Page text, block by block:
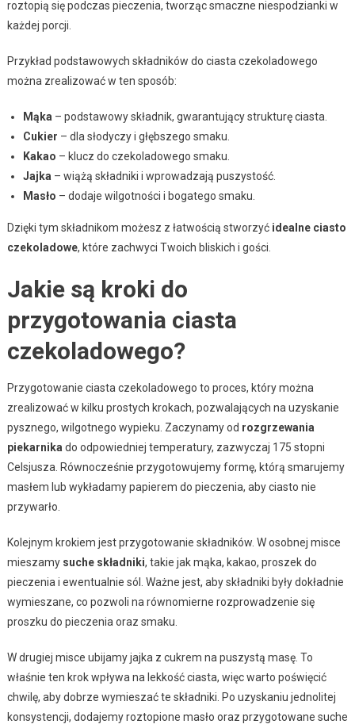
roztopią się podczas pieczenia, tworząc smaczne niespodzianki w
każdej porcji.
Przykład podstawowych składników do ciasta czekoladowego
można zrealizować w ten sposób:
Mąka – podstawowy składnik, gwarantujący strukturę ciasta.
Cukier – dla słodyczy i głębszego smaku.
Kakao – klucz do czekoladowego smaku.
Jajka – wiążą składniki i wprowadzają puszystość.
Masło – dodaje wilgotności i bogatego smaku.
Dzięki tym składnikom możesz z łatwością stworzyć idealne ciasto
czekoladowe, które zachwyci Twoich bliskich i gości.
Jakie są kroki do
przygotowania ciasta
czekoladowego?
Przygotowanie ciasta czekoladowego to proces, który można
zrealizować w kilku prostych krokach, pozwalających na uzyskanie
pysznego, wilgotnego wypieku. Zaczynamy od rozgrzewania
piekarnika do odpowiedniej temperatury, zazwyczaj 175 stopni
Celsjusza. Równocześnie przygotowujemy formę, którą smarujemy
masłem lub wykładamy papierem do pieczenia, aby ciasto nie
przywarło.
Kolejnym krokiem jest przygotowanie składników. W osobnej misce
mieszamy suche składniki, takie jak mąka, kakao, proszek do
pieczenia i ewentualnie sól. Ważne jest, aby składniki były dokładnie
wymieszane, co pozwoli na równomierne rozprowadzenie się
proszku do pieczenia oraz smaku.
W drugiej misce ubijamy jajka z cukrem na puszystą masę. To
właśnie ten krok wpływa na lekkość ciasta, więc warto poświęcić
chwilę, aby dobrze wymieszać te składniki. Po uzyskaniu jednolitej
konsystencji, dodajemy roztopione masło oraz przygotowane suche